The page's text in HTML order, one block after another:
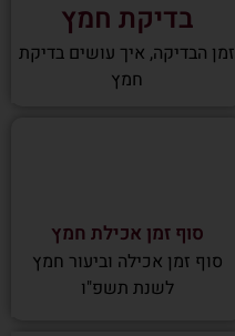
בדיקת חמץ
זמן הבדיקה, איך עושים בדיקת
חמץ
סוף זמן אכילת חמץ
סוף זמן אכילה וביעור חמץ
לשנת תשפ"ו